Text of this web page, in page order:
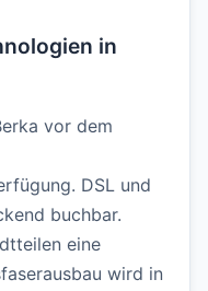
in
vor dem
DSL und
buchbar.
eine
wird in